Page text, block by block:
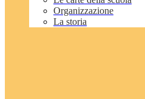
Organizzazione
La storia